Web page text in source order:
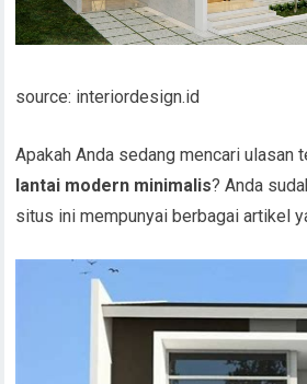
source: interiordesign.id
Apakah Anda sedang mencari ulasan
lantai modern minimalis? Anda
situs ini mempunyai berbagai artikel